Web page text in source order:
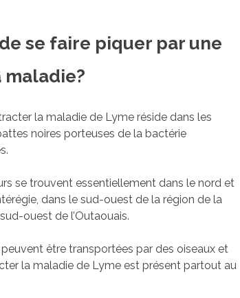
se faire piquer par une
la maladie de Lyme réside dans les
noires porteuses de la bactérie
se trouvent essentiellement dans le nord et
dans le sud-ouest de la région de la
ouest de l’Outaouais.
être transportées par des oiseaux et
la maladie de Lyme est présent partout au